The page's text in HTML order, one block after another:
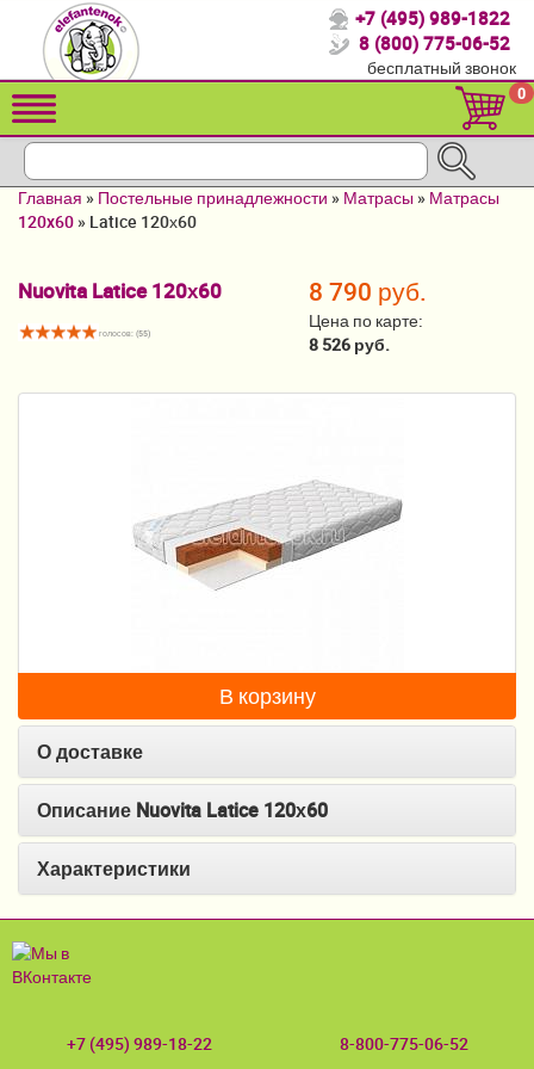
Спасибо, что выбрали нас!
Распродажа!
Детские коляски
Кроватки для новорожденных
Постельные принадлежности
Манежи
Безопасность ребенка
Принадлежности для выписки
Кенгуру и слинги
+7 (495) 989-1822
8 (800) 775-06-52
бесплатный звонок
0
Главная » Постельные принадлежности » Матрасы » Матрасы
120x60 » Latice 120х60
Nuovita Latice 120х60
голосов: (55)
8 790 руб.
Цена по карте:
8 526 руб.
В корзину
О доставке
Описание Nuovita Latice 120х60
Характеристики
+7 (495) 989-18-22 8-800-775-06-52